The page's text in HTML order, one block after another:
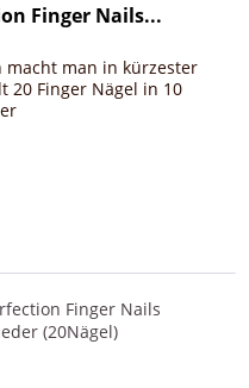
Finger Nails...
macht man in kürzester
20 Finger Nägel in 10